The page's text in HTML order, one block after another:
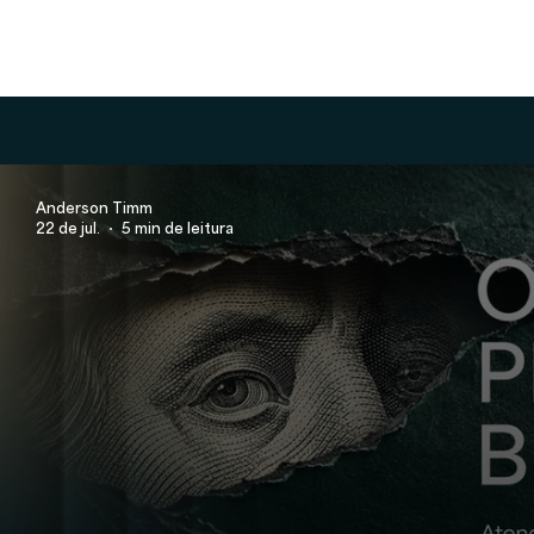
Anderson Timm
22 de jul.
5 min de leitura